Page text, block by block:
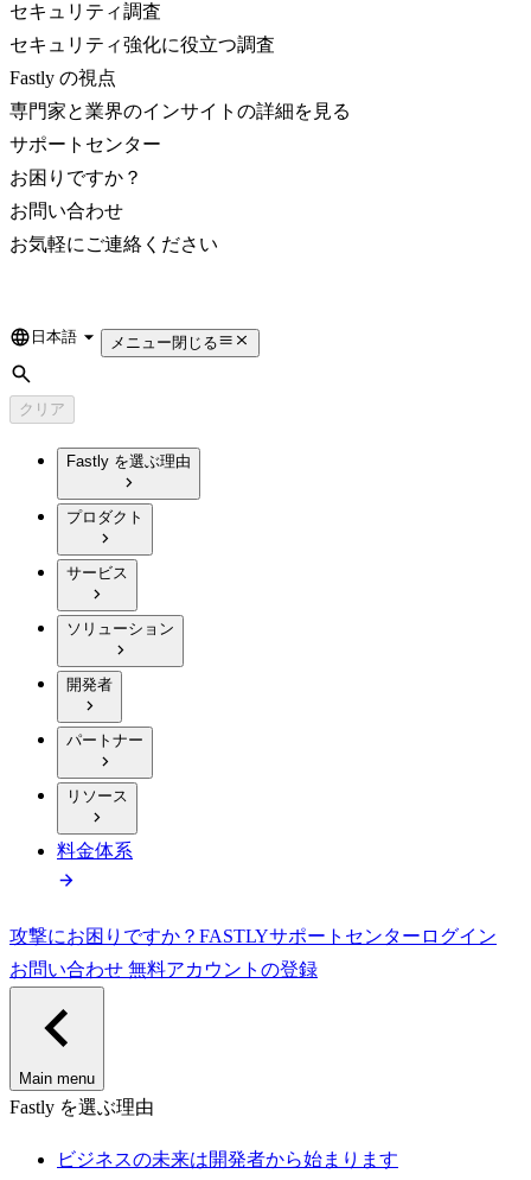
セキュリティ調査
セキュリティ強化に役立つ調査
Fastly の視点
専門家と業界のインサイトの詳細を見る
サポートセンター
お困りですか？
お問い合わせ
お気軽にご連絡ください
Language
日本語 メニュー閉じる
検索
クリア
Fastly を選ぶ理由
プロダクト
サービス
ソリューション
開発者
パートナー
リソース
料金体系
攻撃にお困りですか？ FASTLYサポートセンター ログイン
お問い合わせ 無料アカウントの登録
Main menu
Fastly を選ぶ理由
ビジネスの未来は開発者から始まります